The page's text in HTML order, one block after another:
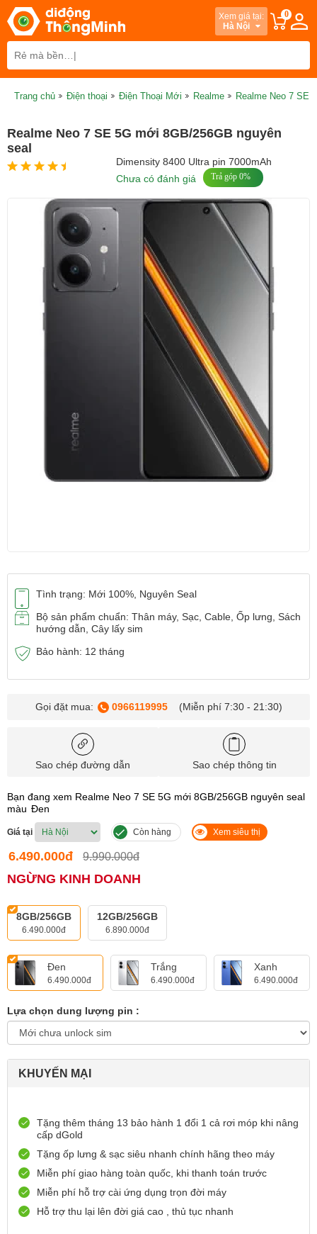
Xem giá tại:
Hà Nội
0
Trang chủ Điện thoại Điện Thoại Mới Realme Realme Neo 7 SE
Realme Neo 7 SE 5G mới 8GB/256GB nguyên
seal
Dimensity 8400 Ultra pin 7000mAh
Chưa có đánh giá
Trả góp 0%
Tình trạng: Mới 100%, Nguyên Seal
Bộ sản phẩm chuẩn: Thân máy, Sạc, Cable, Ốp lưng, Sách
hướng dẫn, Cây lấy sim
Bảo hành: 12 tháng
Gọi đặt mua: 0966119995 (Miễn phí 7:30 - 21:30)
Sao chép đường dẫn Sao chép thông tin
Bạn đang xem Realme Neo 7 SE 5G mới 8GB/256GB nguyên seal
màu Đen
Giá tại Còn hàng Xem siêu thị
6.490.000đ 9.990.000đ
NGỪNG KINH DOANH
8GB/256GB
6.490.000đ
12GB/256GB
6.890.000đ
Đen
6.490.000đ
Trắng
6.490.000đ
Xanh
6.490.000đ
Lựa chọn dung lượng pin :
KHUYẾN MẠI
Tặng thêm tháng 13 bảo hành 1 đổi 1 cả rơi móp khi nâng
cấp dGold
Tặng ốp lưng & sạc siêu nhanh chính hãng theo máy
Miễn phí giao hàng toàn quốc, khi thanh toán trước
Miễn phí hỗ trợ cài ứng dụng trọn đời máy
Hỗ trợ thu lại lên đời giá cao , thủ tục nhanh